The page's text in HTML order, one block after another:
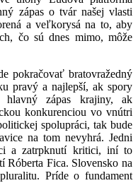
zápas o tvár našej vlasti
a veľkorysá na to, aby
čo sú dnes mimo, môže
pokračovať bratovražedný
pravý a najlepší, ak spory
hlavný zápas krajiny, ak
konkurenciou vo vnútri
spolupráci, tak bude
na tom nevyhrá. Jedni
a zatrpknutí kritici, iní to
Róberta Fica. Slovensko na
Príde o fundament